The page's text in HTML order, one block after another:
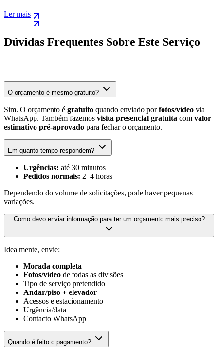
Dúvidas Frequentes Sobre Este Serviço
O orçamento é mesmo gratuito?
Sim. O orçamento é gratuito quando enviado porfotos/vídeo via
WhatsApp. Também fazemos visita presencial gratuita com valor
estimativo pré-aprovado para fechar o orçamento.
Em quanto tempo respondem?
Urgências: até 30 minutos
Pedidos normais: 2–4 horas
Dependendo do volume de solicitações, pode haver pequenas
variações.
Como devo enviar informação para ter um orçamento mais preciso?
Idealmente, envie:
Morada completa
Fotos/vídeo de todas as divisões
Tipo de serviço pretendido
Andar/piso + elevador
Acessos e estacionamento
Urgência/data
Contacto WhatsApp
Quando é feito o pagamento?